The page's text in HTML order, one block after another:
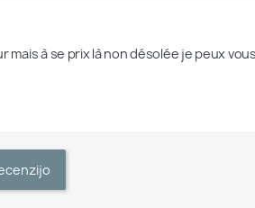
mais à se prix là non désolée je peux